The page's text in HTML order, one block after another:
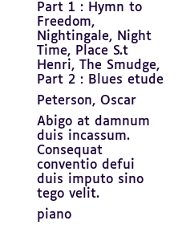
Part 1 : Hymn to
Freedom,
Nightingale, Night
Time, Place S.t
Henri, The Smudge,
Part 2 : Blues etude
Peterson, Oscar
Abigo at damnum
duis incassum.
Consequat
conventio defui
duis imputo sino
tego velit.
piano